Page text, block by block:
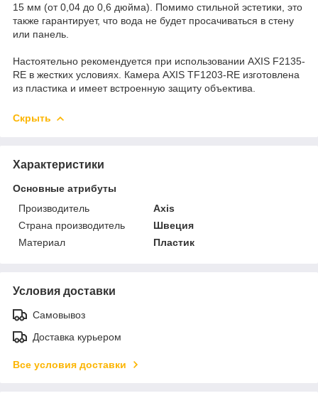
15 мм (от 0,04 до 0,6 дюйма). Помимо стильной эстетики, это
также гарантирует, что вода не будет просачиваться в стену
или панель.
Настоятельно рекомендуется при использовании AXIS F2135-
RE в жестких условиях. Камера AXIS TF1203-RE изготовлена ​​
из пластика и имеет встроенную защиту объектива.
Скрыть
Характеристики
Основные атрибуты
Производитель
Axis
Страна производитель
Швеция
Материал
Пластик
Условия доставки
Самовывоз
Доставка курьером
Все условия доставки